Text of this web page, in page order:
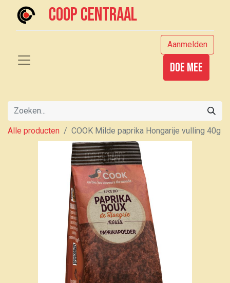
Coop centraal
Aanmelden
Doe mee
Alle producten COOK Milde paprika Hongarije vulling 40g